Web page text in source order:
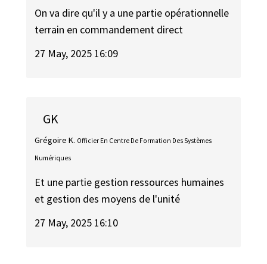
On va dire qu'il y a une partie opérationnelle
terrain en commandement direct
27 May, 2025 16:09
GK
Grégoire K. Officier En Centre De Formation Des Systèmes
Numériques
Et une partie gestion ressources humaines
et gestion des moyens de l'unité
27 May, 2025 16:10